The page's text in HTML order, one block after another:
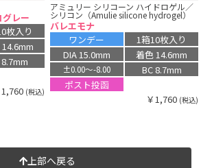
レー
枚入り
1,760 (税込)
アミュリー シリコーン ハイドロゲル／
シリコン（Amulie silicone hydrogel）
バレエモナ
ワンデー
1箱10枚入り
DIA 15.0mm
着色 14.6mm
±0.00〜-8.00
BC 8.7mm
ポスト投函
￥1,760 (税込)
上部へ戻る